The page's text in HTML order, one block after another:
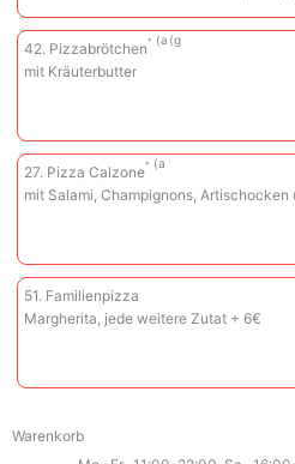
42. Pizzabrötchen
a g
mit Kräuterbutter
27. Pizza Calzone
a
mit Salami, Champignons, Artischocken
51. Familienpizza
Margherita, jede weitere Zutat + 6€
Warenkorb